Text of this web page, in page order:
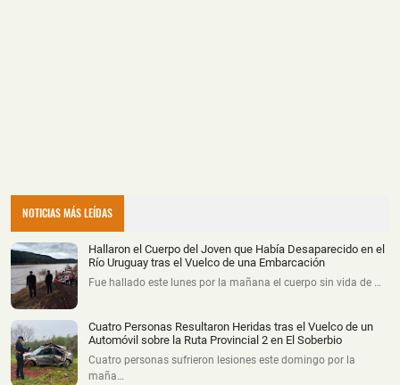
NOTICIAS MÁS LEÍDAS
Hallaron el Cuerpo del Joven que Había Desaparecido en el
Río Uruguay tras el Vuelco de una Embarcación
Fue hallado este lunes por la mañana el cuerpo sin vida de …
Cuatro Personas Resultaron Heridas tras el Vuelco de un
Automóvil sobre la Ruta Provincial 2 en El Soberbio
Cuatro personas sufrieron lesiones este domingo por la
maña…